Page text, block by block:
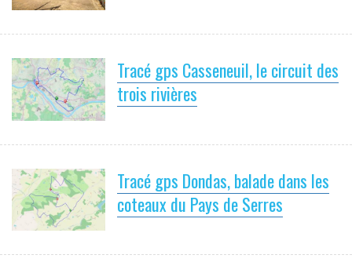
Tracé gps Casseneuil, le circuit des
trois rivières
Tracé gps Dondas, balade dans les
coteaux du Pays de Serres